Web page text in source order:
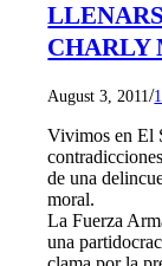
CHARLY
August 3, 2011/
Vivimos en El
de una
moral.
La Fuerza
una